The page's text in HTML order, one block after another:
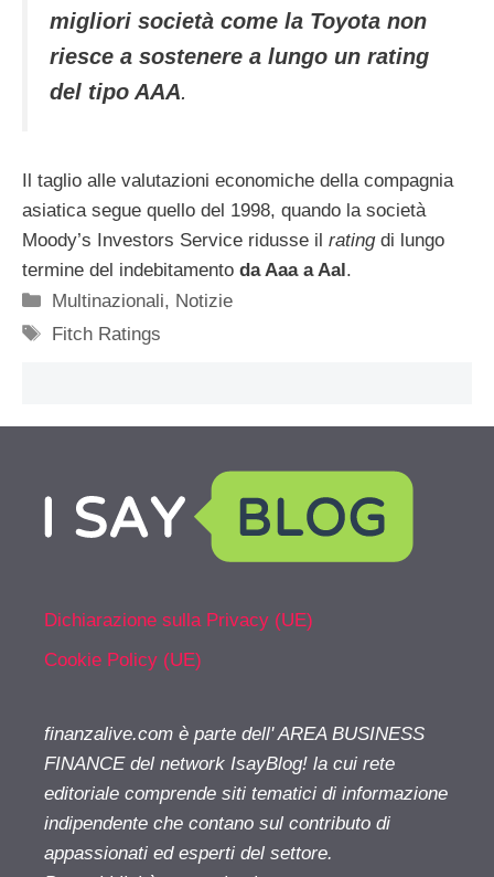
migliori società come la Toyota non
riesce a sostenere a lungo un rating
del tipo AAA.
Il taglio alle valutazioni economiche della compagnia
asiatica segue quello del 1998, quando la società
Moody’s Investors Service ridusse il ratingdi lungo
termine del indebitamento da Aaa a Aal.
Categorie
Multinazionali, Notizie
Tag
Fitch Ratings
Dichiarazione sulla Privacy (UE)
Cookie Policy (UE)
finanzalive.com è parte dell' AREA BUSINESS
FINANCE del network IsayBlog! la cui rete
editoriale comprende siti tematici di informazione
indipendente che contano sul contributo di
appassionati ed esperti del settore.